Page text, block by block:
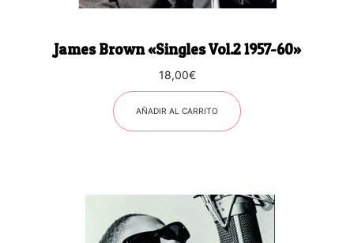
James Brown «Singles Vol.2 1957-60»
18,00€
AÑADIR AL CARRITO